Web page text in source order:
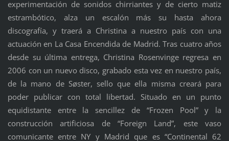
experimentación de sonidos chirriantes y de cierto matiz
estrambótico, alza un escalón más su hasta ahora
discografía, y traerá a Christina a nuestro país con una
actuación en La Casa Encendida de Madrid. Tras cuatro años
desde su última entrega, Christina Rosenvinge regresa en
2006 con un nuevo disco, grabado esta vez en nuestro país,
de la mano de Søster, sello que ella misma creará para
poder publicar con total libertad. Situado en un punto
equidistante entre la sencillez de “Frozen Pool” y la
construcción artificiosa de “Foreign Land”, este vaso
comunicante entre NY y Madrid que es “Continental 62